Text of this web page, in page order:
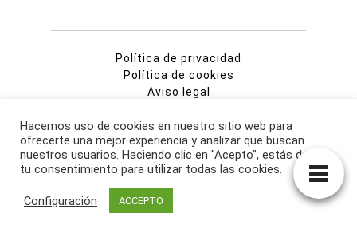
Política de privacidad
Política de cookies
Aviso legal
La información contenida en esta web no pretende
sustituir ninguna opinión o diagnóstico profesional ni
ningún tratamiento médico. No ofrece ningún consejo
Hacemos uso de cookies en nuestro sitio web para
ofrecerte una mejor experiencia y analizar que buscan
nuestros usuarios. Haciendo clic en "Acepto", estás dando
tu consentimiento para utilizar todas las cookies.
Configuración ACCEPTO